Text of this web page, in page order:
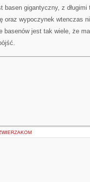
gigantyczny, z długimi
oraz wypoczynek wtenczas
basenów jest tak wiele, że